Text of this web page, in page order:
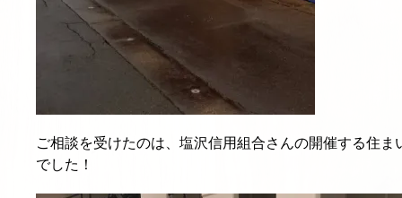
ご相談を受けたのは、塩沢信用組合さんの開催する住
でした！